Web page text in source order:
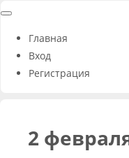
Главная
Вход
Регистрация
2